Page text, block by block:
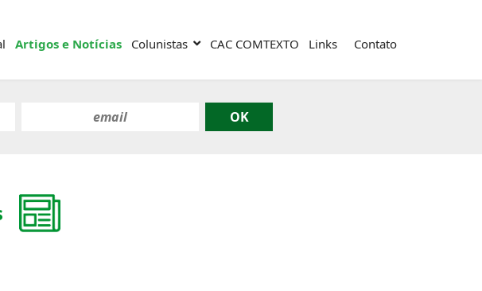
Artigos e Notícias Colunistas CAC COMTEXTO Links Contato